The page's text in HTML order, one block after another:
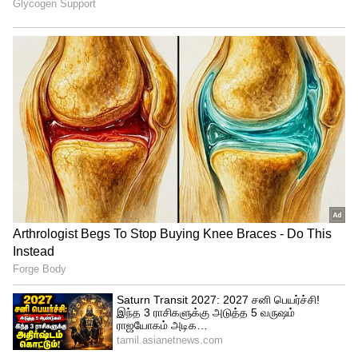
தமிழ், தெலுங்கு, கன்னடம், மலையாளம்
என பல்வேறு மொழிகளில் நடித்து வந்த
இவர், தற்போது மீண்டும் நடிப்பில் பிசியாகி
வருகிறார். தற்போது நவரச நாயகன்
கார்த்திக்கு ஜோடியாக தீ இவண் படத்தில்
நடித்து முடித்துள்ளார் சுகன்யா. இப்படத்தின்
பின்னணி பணிகள் தற்போது பிசியாக
நடைபெற்று வருகிறது. விரைவில் ரிலீசாக
உள்ளது.